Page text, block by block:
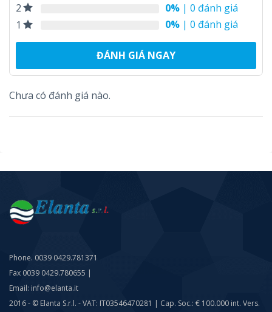
2
0% | 0 đánh giá
1
0% | 0 đánh giá
ĐÁNH GIÁ NGAY
Chưa có đánh giá nào.
Phone. 0039 0429.781371
Fax 0039 0429.780655 |
Email: info@elanta.it
2016 - © Elanta S.r.l. - VAT: IT03546470281 | Cap. Soc.: € 100.000 int. Vers.